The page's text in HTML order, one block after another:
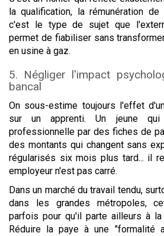
la qualification, la rémunération de
c'est le type de sujet que
permet de fiabiliser sans
en usine à gaz.
5. Négliger l'impact
bancal
On sous-estime toujours l'effet
sur un apprenti. Un jeune
professionnelle par des fiches de
des montants qui changent sans
régularisés six mois plus tard... il
employeur n'est pas carré.
Dans un marché du travail tendu,
dans les grandes métropoles,
parfois pour qu'il parte ailleurs à la
Réduire la paye à une "formalité